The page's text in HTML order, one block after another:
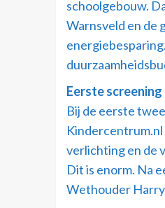
schoolgebouw.
Warnsveld en de
Eerste screening
Bij de eerste
Kindercentrum.nl
verlichting en de
Dit is enorm. Na
Wethouder Harry